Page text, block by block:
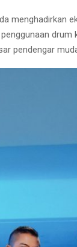
menghadirkan
pendengar